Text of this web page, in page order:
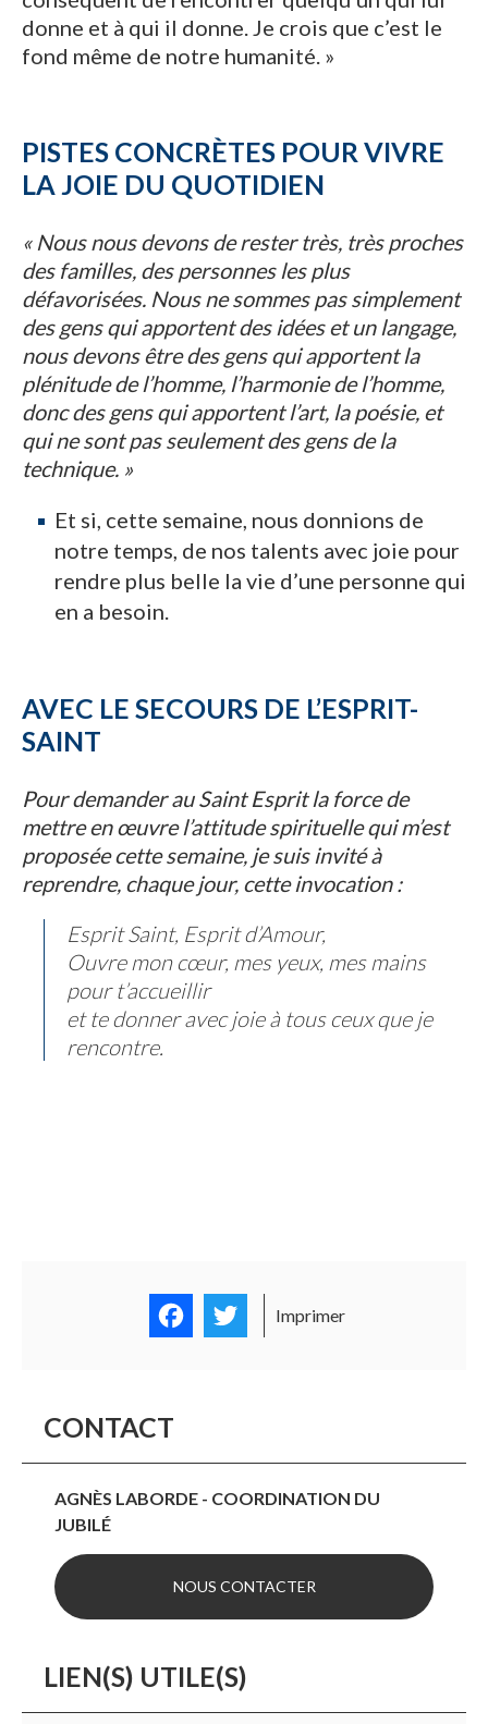
donne et à qui il donne. Je crois que c’est le
fond même de notre humanité. »
PISTES CONCRÈTES POUR VIVRE
LA JOIE DU QUOTIDIEN
« Nous nous devons de rester très, très proches
des familles, des personnes les plus
défavorisées. Nous ne sommes pas simplement
des gens qui apportent des idées et un langage,
nous devons être des gens qui apportent la
plénitude de l’homme, l’harmonie de l’homme,
donc des gens qui apportent l’art, la poésie, et
qui ne sont pas seulement des gens de la
technique. »
Et si, cette semaine, nous donnions de
notre temps, de nos talents avec joie pour
rendre plus belle la vie d’une personne qui
en a besoin.
AVEC LE SECOURS DE L’ESPRIT-
SAINT
Pour demander au Saint Esprit la force de
mettre en œuvre l’attitude spirituelle qui m’est
proposée cette semaine, je suis invité à
reprendre, chaque jour, cette invocation :
Esprit Saint, Esprit d’Amour,
Ouvre mon cœur, mes yeux, mes mains
pour t’accueillir
et te donner avec joie à tous ceux que je
rencontre.
FacebookTwitter
Imprimer
CONTACT
AGNÈS LABORDE - COORDINATION DU
JUBILÉ
NOUS CONTACTER
LIEN(S) UTILE(S)